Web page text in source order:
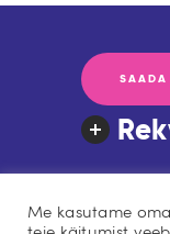
SAADA
Blogi
Me kasutame